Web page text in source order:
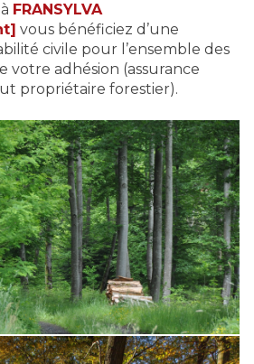
FRANSYLVA
vous bénéficiez d’une
civile pour l’ensemble des
votre adhésion (assurance
propriétaire forestier).